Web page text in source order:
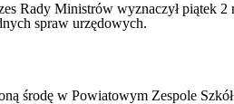
Rady Ministrów wyznaczył piątek
spraw urzędowych.
środę w Powiatowym Zespole